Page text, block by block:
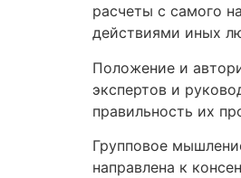
расчеты с самого
действиями иных
Положение и
экспертов и
правильность их
Групповое
направлена к